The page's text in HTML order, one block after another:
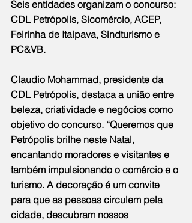
Seis entidades organizam o concurso:
CDL Petrópolis, Sicomércio, ACEP,
Feirinha de Itaipava, Sindturismo e
PC&VB.
Claudio Mohammad, presidente da
CDL Petrópolis, destaca a união entre
beleza, criatividade e negócios como
objetivo do concurso. “Queremos que
Petrópolis brilhe neste Natal,
encantando moradores e visitantes e
também impulsionando o comércio e o
turismo. A decoração é um convite
para que as pessoas circulem pela
cidade, descubram nossos